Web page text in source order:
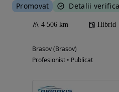
Promovat Detalii
4 506 km Hibrid
Brasov (Brasov)
Profesionist • Publicat